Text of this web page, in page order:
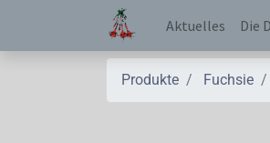
Aktuelles Die
Produkte Fuchsie